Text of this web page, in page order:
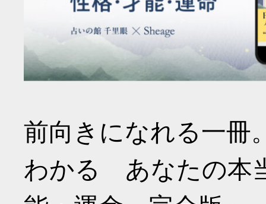
前向きになれる一冊
わかる あなたの本